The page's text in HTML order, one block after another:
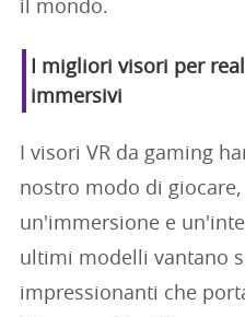
il mondo.
I migliori visori per
immersivi
I visori VR da gaming
nostro modo di
un'immersione e
ultimi modelli vantano
impressionanti che